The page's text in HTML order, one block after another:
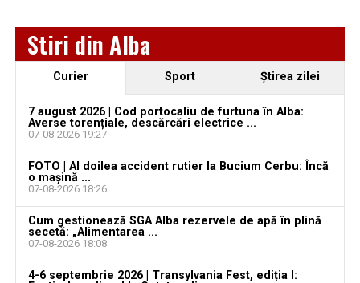
Jaf de peste 300.000 de euro, la Teiuș. Familia
păgubită susține că ancheta bate pasul pe loc, la
aproape o lună de la spargere
Locuri de muncă în Sântimbru, disponibile la 4
august 2026. AJOFM Alba a publicat lista posturilor
vacante
Locuri de muncă în Galda de Jos, disponibile la 4
august 2026. AJOFM Alba a publicat lista posturilor
vacante
Locuri de muncă în Teiuș, disponibile la 4 august
2026. AJOFM Alba a publicat lista posturilor
vacante
Stiri din Alba
Curier Sport Ştirea zilei
7 august 2026 | Cod portocaliu de furtuna în Alba:
Averse torențiale, descărcări electrice ...
07-08-2026 19:27
FOTO | Al doilea accident rutier la Bucium Cerbu: Încă
o mașină ...
07-08-2026 18:26
Cum gestionează SGA Alba rezervele de apă în plină
secetă: „Alimentarea ...
07-08-2026 18:08
4-6 septembrie 2026 | Transylvania Fest, ediția I: